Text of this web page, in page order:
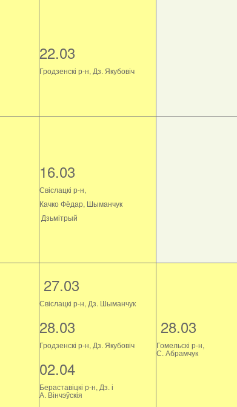
22.03
Гродзенскі р-н, Дз. Якубовіч
16.03
Свіслацкі р-н,
Качко Фёдар, Шыманчук
Дзьмітрый
27.03
Свіслацкі р-н, Дз. Шыманчук
28.03
Гродзенскі р-н, Дз. Якубовіч
02.04
Бераставіцкі р-н, Дз. і
А. Вінчэўскія
28.03
Гомельскі р-н,
С. Абрамчук